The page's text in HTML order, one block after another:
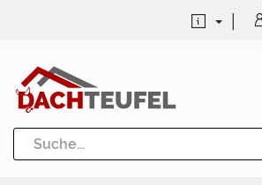
Dachrinne und Fallrohre
Werkzeuge und Löttechnik